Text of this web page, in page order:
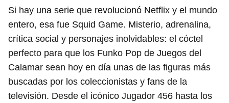
Si hay una serie que revolucionó Netflix y el mundo
entero, esa fue Squid Game. Misterio, adrenalina,
crítica social y personajes inolvidables: el cóctel
perfecto para que los Funko Pop de Juegos del
Calamar sean hoy en día unas de las figuras más
buscadas por los coleccionistas y fans de la
televisión. Desde el icónico Jugador 456 hasta los